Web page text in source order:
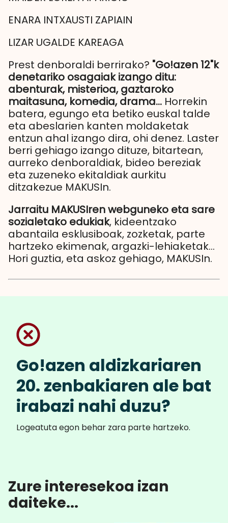
ENARA INTXAUSTI ZAPIAIN
LIZAR UGALDE KAREAGA
Prest denboraldi berrirako? "Go!azen 12"k
denetariko osagaiak izango ditu:
abenturak, misterioa, gaztaroko
maitasuna, komedia, drama… Horrekin
batera, egungo eta betiko euskal talde
eta abeslarien kanten moldaketak
entzun ahal izango dira, ohi denez. Laster
berri gehiago izango dituze, bitartean,
aurreko denboraldiak, bideo bereziak
eta zuzeneko ekitaldiak aurkitu
ditzakezue MAKUSIn.
Jarraitu MAKUSIren webguneko eta sare
sozialetako edukiak, kideentzako
abantaila esklusiboak, zozketak, parte
hartzeko ekimenak, argazki-lehiaketak...
Hori guztia, eta askoz gehiago, MAKUSIn.
Go!azen aldizkariaren
20. zenbakiaren ale bat
irabazi nahi duzu?
Logeatuta egon behar zara parte hartzeko.
Zure interesekoa izan
daiteke...